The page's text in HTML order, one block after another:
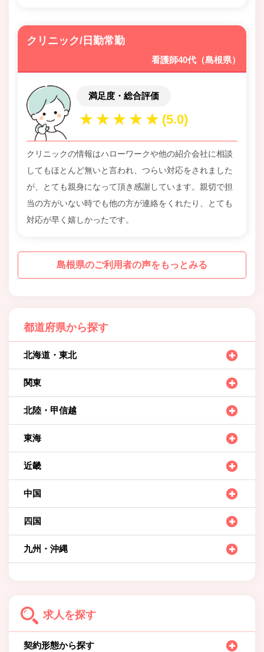
クリニック/日勤常勤
看護師40代（島根県）
満足度・総合評価
クリニックの情報はハローワークや他の紹介会社に相談
してもほとんど無いと言われ、つらい対応をされました
が、とても親身になって頂き感謝しています。親切で担
当の方がいない時でも他の方が連絡をくれたり、とても
対応が早く嬉しかったです。
島根県のご利用者の声をもっとみる
都道府県から探す
北海道・東北
関東
北陸・甲信越
東海
近畿
中国
四国
九州・沖縄
求人を探す
契約形態から探す